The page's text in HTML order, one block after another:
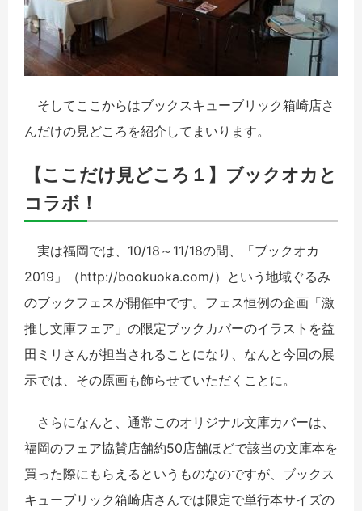
そしてここからはブックスキューブリック箱崎店さ
んだけの見どころを紹介してまいります。
【ここだけ見どころ１】ブックオカと
コラボ！
実は福岡では、10/18～11/18の間、「ブックオカ
2019」（http://bookuoka.com/）という地域ぐるみ
のブックフェスが開催中です。フェス恒例の企画「激
推し文庫フェア」の限定ブックカバーのイラストを益
田ミリさんが担当されることになり、なんと今回の展
示では、その原画も飾らせていただくことに。
さらになんと、通常このオリジナル文庫カバーは、
福岡のフェア協賛店舗約50店舗ほどで該当の文庫本を
買った際にもらえるというものなのですが、ブックス
キューブリック箱崎店さんでは限定で単行本サイズの